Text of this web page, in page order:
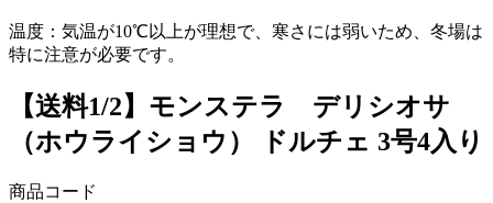
温度：気温が10℃以上が理想で、寒さには弱いため、冬場は
特に注意が必要です。
【送料1/2】モンステラ デリシオサ
（ホウライショウ） ドルチェ 3号4入り
商品コード